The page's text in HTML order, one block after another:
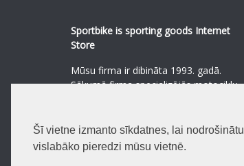
Šī vietne izmanto sīkdatnes, lai nodrošinātu
vislabāko pieredzi mūsu vietnē.
Sportbike is sporting goods Internet
Store
Mūsu firma ir dibināta 1993. gadā.
Sākumā firma specializējās motociklu,
Lasīt vairāk
0